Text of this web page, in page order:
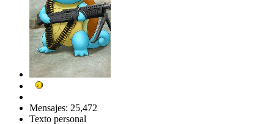
Mensajes: 25,472
Texto personal